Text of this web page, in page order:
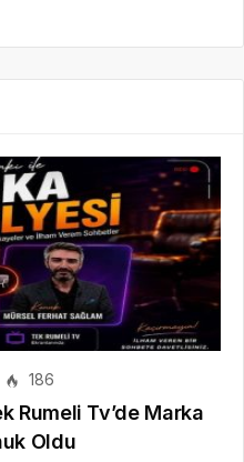
186
Rumeli Tv’de Marka
Oldu